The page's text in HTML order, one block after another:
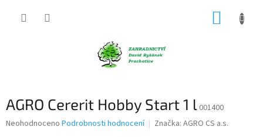
AGRO Cererit Hobby Start 1 l 001400
Průměrné
Neohodnoceno Podrobnosti hodnocení Značka: AGRO CS a.s.